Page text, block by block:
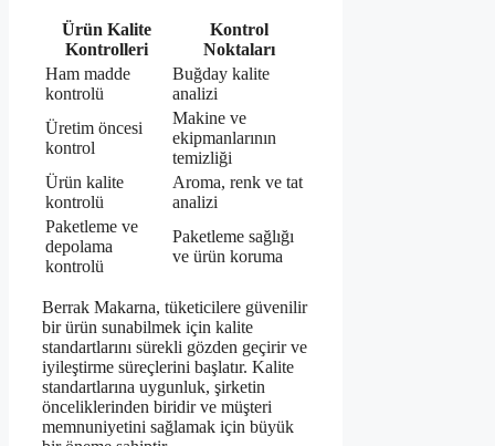
Ürün Kalite
Kontrolleri
Kontrol
Noktaları
Ham madde
kontrolü
Buğday kalite
analizi
Üretim öncesi
kontrol
Makine ve
ekipmanlarının
temizliği
Ürün kalite
kontrolü
Aroma, renk ve tat
analizi
Paketleme ve
depolama
kontrolü
Paketleme sağlığı
ve ürün koruma
Berrak Makarna, tüketicilere güvenilir
bir ürün sunabilmek için kalite
standartlarını sürekli gözden geçirir ve
iyileştirme süreçlerini başlatır. Kalite
standartlarına uygunluk, şirketin
önceliklerinden biridir ve müşteri
memnuniyetini sağlamak için büyük